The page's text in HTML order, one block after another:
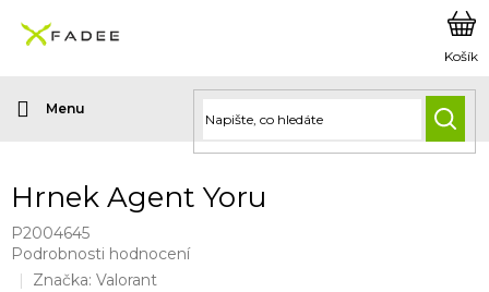
obsah
Hrnek Agent Yoru
P2004645
Průměrné
hodnocení
Podrobnosti hodnocení
Značka: Valorant